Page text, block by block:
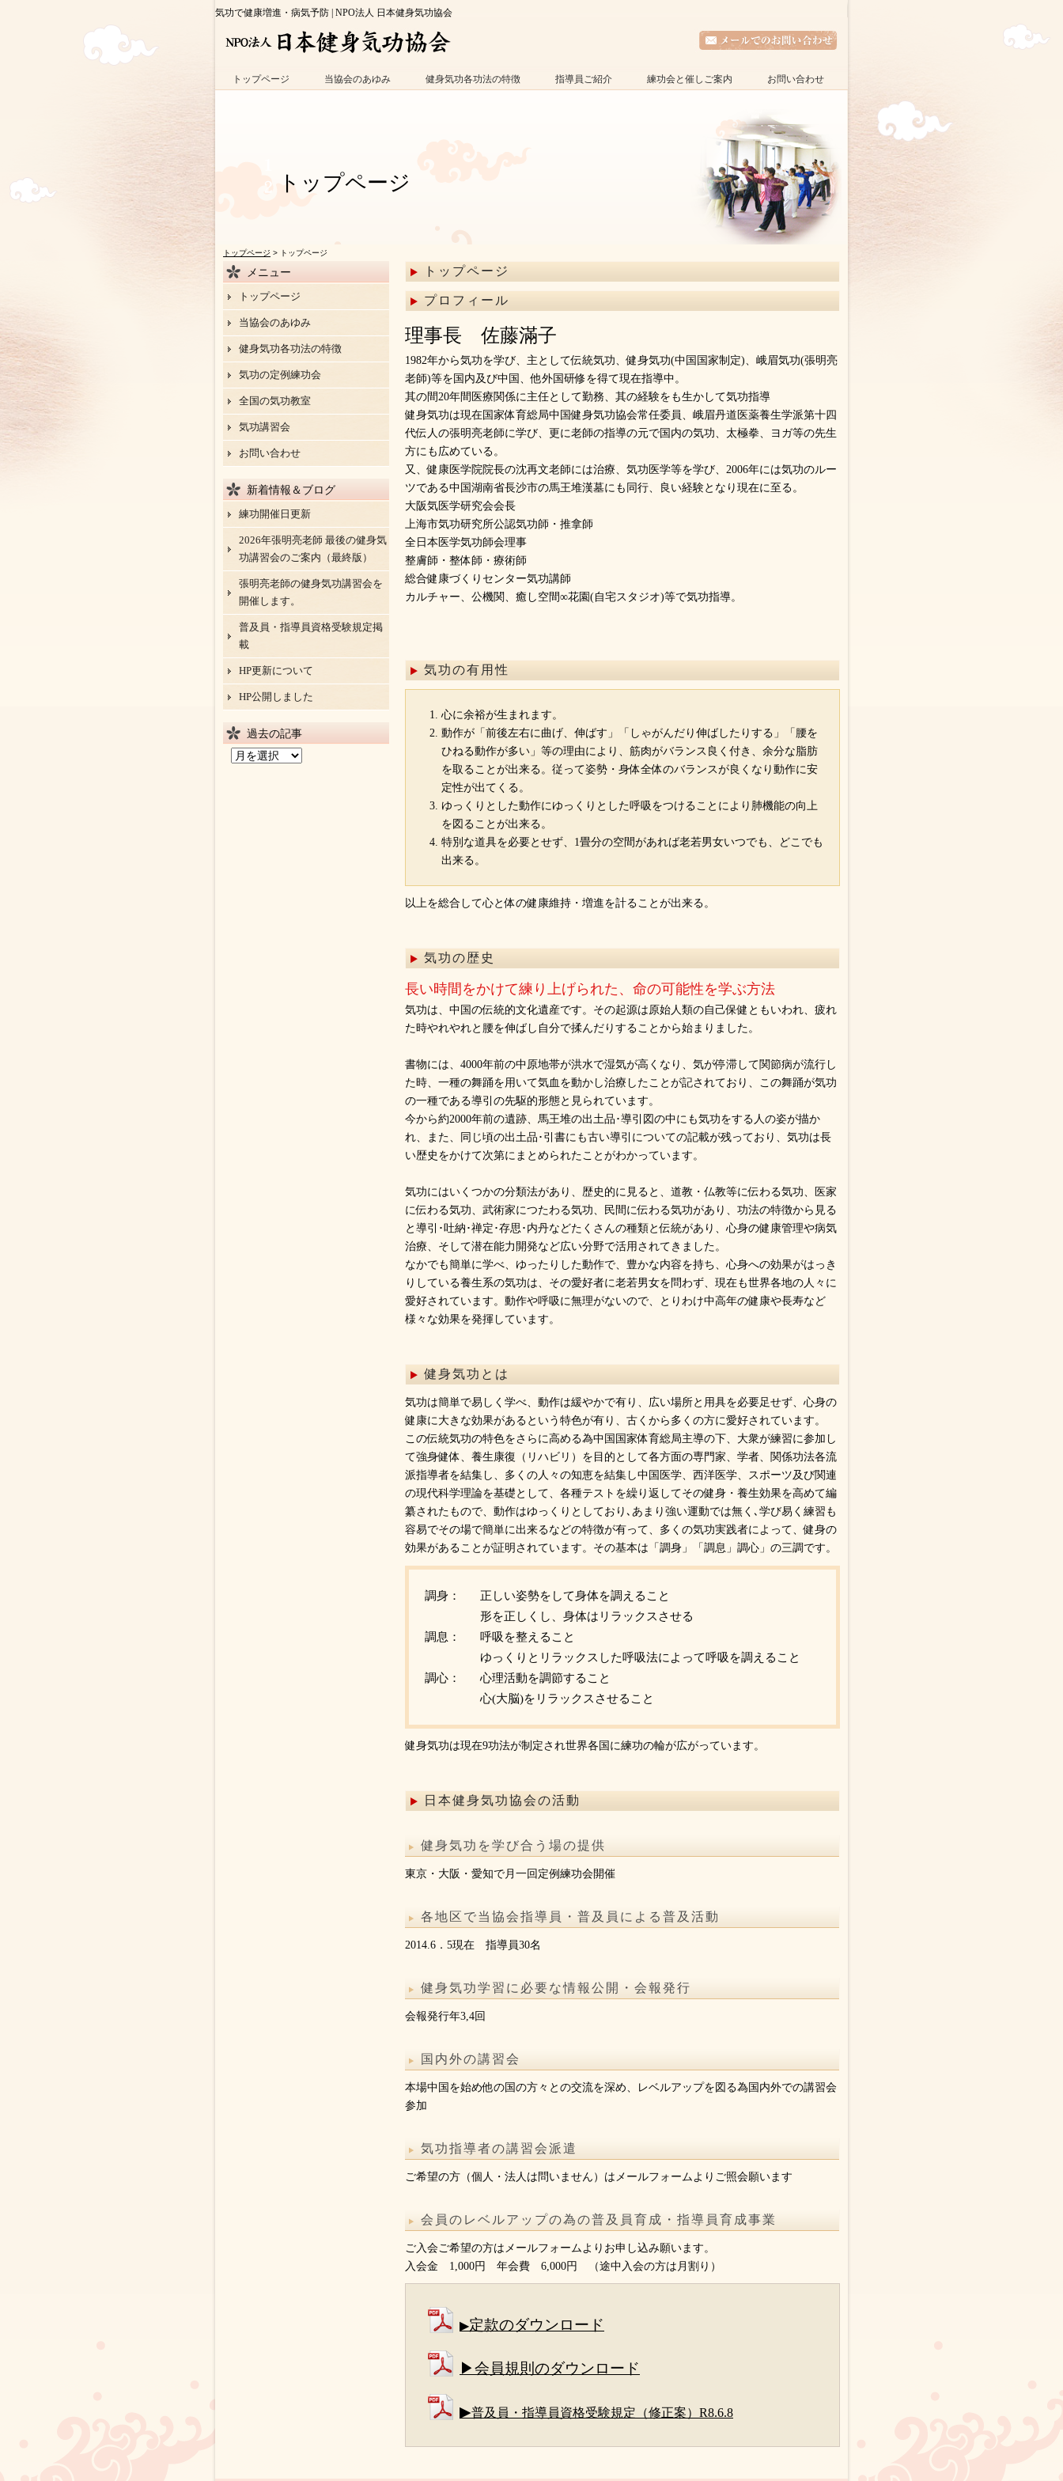
気功で健康増進・病気予防 | NPO法人 日本健身気功協会
トップページ 当協会のあゆみ 健身気功各功法の特徴 指導員ご紹介 練功会と催しご案内 お問い合わせ
トップページ
トップページ > トップページ
トップページ
プロフィール
理事長 佐藤滿子
1982年から気功を学び、主として伝統気功、健身気功(中国国家制定)、峨眉気功(張明亮
老師)等を国内及び中国、他外国研修を得て現在指導中。
其の間20年間医療関係に主任として勤務、其の経験をも生かして気功指導
健身気功は現在国家体育総局中国健身気功協会常任委員、峨眉丹道医薬養生学派第十四
代伝人の張明亮老師に学び、更に老師の指導の元で国内の気功、太極拳、ヨガ等の先生
方にも広めている。
又、健康医学院院長の沈再文老師には治療、気功医学等を学び、2006年には気功のルー
ツである中国湖南省長沙市の馬王堆漢墓にも同行、良い経験となり現在に至る。
大阪気医学研究会会長
上海市気功研究所公認気功師・推拿師
全日本医学気功師会理事
整膚師・整体師・療術師
総合健康づくりセンター気功講師
カルチャー、公機関、癒し空間∞花園(自宅スタジオ)等で気功指導。
気功の有用性
心に余裕が生まれます。
動作が「前後左右に曲げ、伸ばす」「しゃがんだり伸ばしたりする」「腰を
ひねる動作が多い」等の理由により、筋肉がバランス良く付き、余分な脂肪
を取ることが出来る。従って姿勢・身体全体のバランスが良くなり動作に安
定性が出てくる。
ゆっくりとした動作にゆっくりとした呼吸をつけることにより肺機能の向上
を図ることが出来る。
特別な道具を必要とせず、1畳分の空間があれば老若男女いつでも、どこでも
出来る。
以上を総合して心と体の健康維持・増進を計ることが出来る。
気功の歴史
長い時間をかけて練り上げられた、命の可能性を学ぶ方法
気功は、中国の伝統的文化遺産です。その起源は原始人類の自己保健ともいわれ、疲れ
た時やれやれと腰を伸ばし自分で揉んだりすることから始まりました。
書物には、4000年前の中原地帯が洪水で湿気が高くなり、気が停滞して関節病が流行し
た時、一種の舞踊を用いて気血を動かし治療したことが記されており、この舞踊が気功
の一種である導引の先駆的形態と見られています。
今から約2000年前の遺跡、馬王堆の出土品･導引図の中にも気功をする人の姿が描か
れ、また、同じ頃の出土品･引書にも古い導引についての記載が残っており、気功は長
い歴史をかけて次第にまとめられたことがわかっています。
気功にはいくつかの分類法があり、歴史的に見ると、道教・仏教等に伝わる気功、医家
に伝わる気功、武術家につたわる気功、民間に伝わる気功があり、功法の特徴から見る
と導引･吐納･禅定･存思･内丹などたくさんの種類と伝統があり、心身の健康管理や病気
治療、そして潜在能力開発など広い分野で活用されてきました。
なかでも簡単に学べ、ゆったりした動作で、豊かな内容を持ち、心身への効果がはっき
りしている養生系の気功は、その愛好者に老若男女を問わず、現在も世界各地の人々に
愛好されています。動作や呼吸に無理がないので、とりわけ中高年の健康や長寿など
様々な効果を発揮しています。
健身気功とは
気功は簡単で易しく学べ、動作は緩やかで有り、広い場所と用具を必要足せず、心身の
健康に大きな効果があるという特色が有り、古くから多くの方に愛好されています。
この伝統気功の特色をさらに高める為中国国家体育総局主導の下、大衆が練習に参加し
て強身健体、養生康復（リハビリ）を目的として各方面の専門家、学者、関係功法各流
派指導者を結集し、多くの人々の知恵を結集し中国医学、西洋医学、スポーツ及び関連
の現代科学理論を基礎として、各種テストを繰り返してその健身・養生効果を高めて編
纂されたもので、動作はゆっくりとしており､あまり強い運動では無く､学び易く練習も
容易でその場で簡単に出来るなどの特徴が有って、多くの気功実践者によって、健身の
効果があることが証明されています。その基本は「調身」「調息」調心」の三調です。
調身：
正しい姿勢をして身体を調えること
形を正しくし、身体はリラックスさせる
調息：
呼吸を整えること
ゆっくりとリラックスした呼吸法によって呼吸を調えること
調心：
心理活動を調節すること
心(大脳)をリラックスさせること
健身気功は現在9功法が制定され世界各国に練功の輪が広がっています。
日本健身気功協会の活動
健身気功を学び合う場の提供
東京・大阪・愛知で月一回定例練功会開催
各地区で当協会指導員・普及員による普及活動
2014.6．5現在 指導員30名
健身気功学習に必要な情報公開・会報発行
会報発行年3,4回
国内外の講習会
本場中国を始め他の国の方々との交流を深め、レベルアップを図る為国内外での講習会
参加
気功指導者の講習会派遣
ご希望の方（個人・法人は問いません）はメールフォームよりご照会願います
会員のレベルアップの為の普及員育成・指導員育成事業
ご入会ご希望の方はメールフォームよりお申し込み願います。
入会金 1,000円 年会費 6,000円 （途中入会の方は月割り）
▶定款のダウンロード
▶会員規則のダウンロード
▶普及員・指導員資格受験規定（修正案）R8.6.8
メニュー
トップページ
当協会のあゆみ
健身気功各功法の特徴
気功の定例練功会
全国の気功教室
気功講習会
お問い合わせ
新着情報＆ブログ
練功開催日更新
2026年張明亮老師 最後の健身気
功講習会のご案内（最終版）
張明亮老師の健身気功講習会を
開催します。
普及員・指導員資格受験規定掲
載
HP更新について
HP公開しました
過去の記事